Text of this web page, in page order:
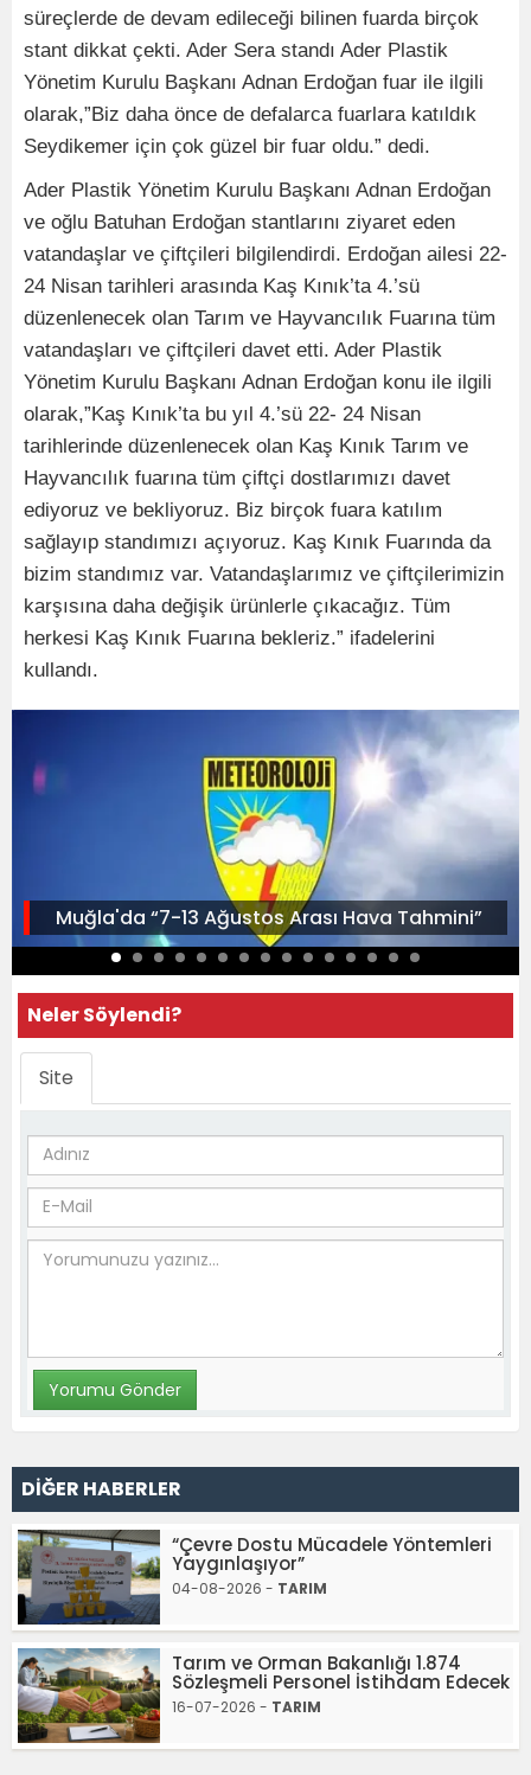
süreçlerde de devam edileceği bilinen fuarda birçok
stant dikkat çekti. Ader Sera standı Ader Plastik
Yönetim Kurulu Başkanı Adnan Erdoğan fuar ile ilgili
olarak,”Biz daha önce de defalarca fuarlara katıldık
Seydikemer için çok güzel bir fuar oldu.” dedi.
Ader Plastik Yönetim Kurulu Başkanı Adnan Erdoğan
ve oğlu Batuhan Erdoğan stantlarını ziyaret eden
vatandaşlar ve çiftçileri bilgilendirdi. Erdoğan ailesi 22-
24 Nisan tarihleri arasında Kaş Kınık’ta 4.’sü
düzenlenecek olan Tarım ve Hayvancılık Fuarına tüm
vatandaşları ve çiftçileri davet etti. Ader Plastik
Yönetim Kurulu Başkanı Adnan Erdoğan konu ile ilgili
olarak,”Kaş Kınık’ta bu yıl 4.’sü 22- 24 Nisan
tarihlerinde düzenlenecek olan Kaş Kınık Tarım ve
Hayvancılık fuarına tüm çiftçi dostlarımızı davet
ediyoruz ve bekliyoruz. Biz birçok fuara katılım
sağlayıp standımızı açıyoruz. Kaş Kınık Fuarında da
bizim standımız var. Vatandaşlarımız ve çiftçilerimizin
karşısına daha değişik ürünlerle çıkacağız. Tüm
herkesi Kaş Kınık Fuarına bekleriz.” ifadelerini
kullandı.
Muğla'da “7-13 Ağustos Arası Hava Tahmini”
Neler Söylendi?
Site
DİĞER HABERLER
“Çevre Dostu Mücadele Yöntemleri
Yaygınlaşıyor”
04-08-2026 - TARIM
Tarım ve Orman Bakanlığı 1.874
Sözleşmeli Personel İstihdam Edecek
16-07-2026 - TARIM